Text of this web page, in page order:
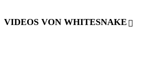
VIDEOS VON WHITESNAKE